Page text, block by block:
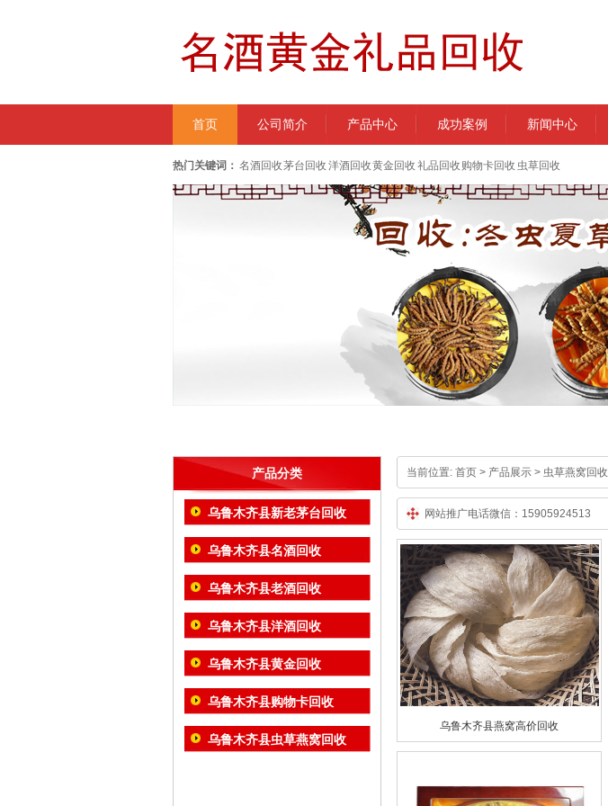
首页 公司简介 产品中心 成功案例 新闻中心
热门关键词： 名酒回收 茅台回收 洋酒回收 黄金回收 礼品回收 购物卡回收 虫草回收
产品分类
乌鲁木齐县新老茅台回收
乌鲁木齐县名酒回收
乌鲁木齐县老酒回收
乌鲁木齐县洋酒回收
乌鲁木齐县黄金回收
乌鲁木齐县购物卡回收
乌鲁木齐县虫草燕窝回收
当前位置: 首页 > 产品展示 > 虫草燕窝回收
网站推广电话微信：15905924513
乌鲁木齐县燕窝高价回收